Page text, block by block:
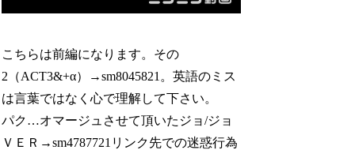
こちらは前編になります。その
2（ACT3&+α）→sm8045821。英語のミス
は言葉ではなく心で理解して下さい。
パク…オマージュさせて頂いたジョ/ジョ
ＶＥＲ→sm4787721リンク先での迷惑行為